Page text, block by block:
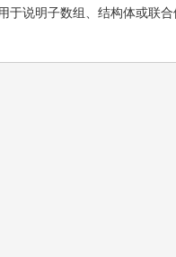
说明子数组、结构体或联